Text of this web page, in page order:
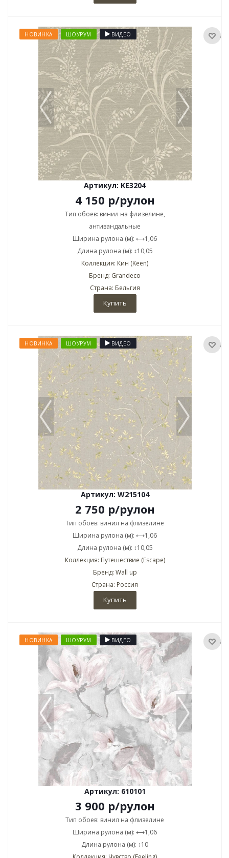
НОВИНКА ШОУРУМ ВИДЕО
Артикул: KE3204
4 150 р/рулон
Тип обоев: винил на флизелине,
антивандальные
Ширина рулона (м): ⟷1,06
Длина рулона (м): ↕10,05
Коллекция: Кин (Keen)
Бренд: Grandeco
Страна: Бельгия
Купить
НОВИНКА ШОУРУМ ВИДЕО
Артикул: W215104
2 750 р/рулон
Тип обоев: винил на флизелине
Ширина рулона (м): ⟷1,06
Длина рулона (м): ↕10,05
Коллекция: Путешествие (Escape)
Бренд: Wall up
Страна: Россия
Купить
НОВИНКА ШОУРУМ ВИДЕО
Артикул: 610101
3 900 р/рулон
Тип обоев: винил на флизелине
Ширина рулона (м): ⟷1,06
Длина рулона (м): ↕10